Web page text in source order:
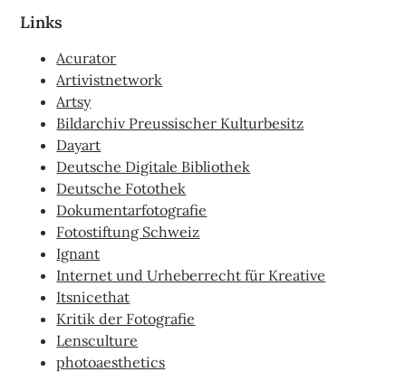
Links
Acurator
Artivistnetwork
Artsy
Bildarchiv Preussischer Kulturbesitz
Dayart
Deutsche Digitale Bibliothek
Deutsche Fotothek
Dokumentarfotografie
Fotostiftung Schweiz
Ignant
Internet und Urheberrecht für Kreative
Itsnicethat
Kritik der Fotografie
Lensculture
photoaesthetics